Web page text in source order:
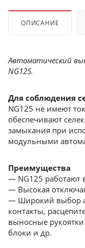
ОПИСАНИЕ
Автоматический
NG125.
Для соблюдения
NG125 не имеют
обеспечивают
замыкания при
модульными
Преимущества
— NG125 работают
— Высокая
— Широкий выбор
контакты,
выносные
блоки и др.